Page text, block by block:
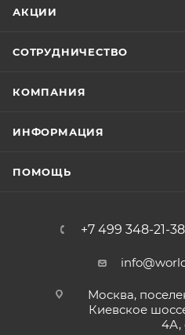
АКЦИИ
СОТРУДНИЧЕСТВО
КОМПАНИЯ
ИНФОРМАЦИЯ
ПОМОЩЬ
+7 499 348-21-38
Москва,
Киевское
4А,